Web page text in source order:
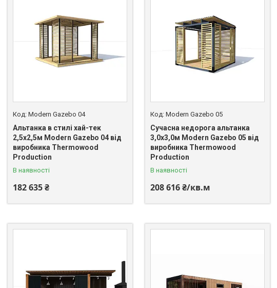
Modern Gazebo 04
Альтанка в стилі хай-тек
2,5х2,5м Modern Gazebo 04 від
виробника Thermowood
Production
В наявності
182 635 ₴
Modern Gazebo 05
Сучасна недорога альтанка
3,0х3,0м Modern Gazebo 05 від
виробника Thermowood
Production
В наявності
208 616 ₴/кв.м